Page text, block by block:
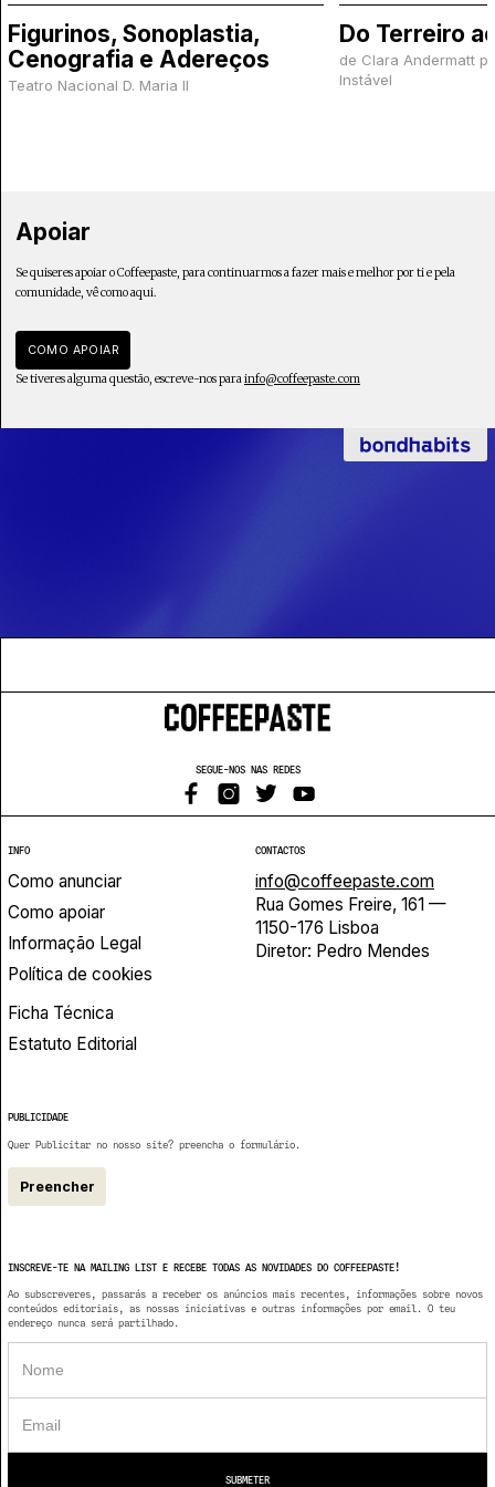
Figurinos, Sonoplastia,
Cenografia e Adereços
Teatro Nacional D. Maria II
Do Terreiro
de Clara Andermatt
Instável
Apoiar
Se quiseres apoiar o Coffeepaste, para continuarmos a fazer mais e melhor por ti e pela
comunidade, vê como aqui.
COMO APOIAR
Se tiveres alguma questão, escreve-nos parainfo@coffeepaste.com
SEGUE-NOS NAS REDES
INFO
Como anunciar
Como apoiar
Informação Legal
Política de cookies
Ficha Técnica
Estatuto Editorial
CONTACTOS
info@coffeepaste.com
Rua Gomes Freire, 161 —
1150-176 Lisboa
Diretor: Pedro Mendes
PUBLICIDADE
Quer Publicitar no nosso site? preencha o formulário.
Preencher
INSCREVE-TE NA MAILING LIST E RECEBE TODAS AS NOVIDADES DO COFFEEPASTE!
Ao subscreveres, passarás a receber os anúncios mais recentes, informações sobre novos
conteúdos editoriais, as nossas iniciativas e outras informações por email. O teu
endereço nunca será partilhado.